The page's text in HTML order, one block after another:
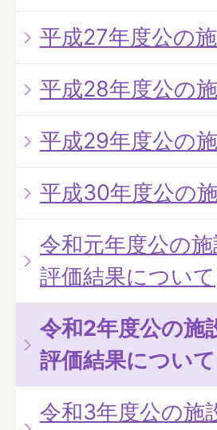
平成27年度公の
平成28年度公の
平成29年度公の
平成30年度公の
令和元年度公の
評価結果について
令和2年度公の施
評価結果について
令和3年度公の施